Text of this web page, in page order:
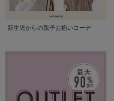
新生児からの親子お揃いコーデ